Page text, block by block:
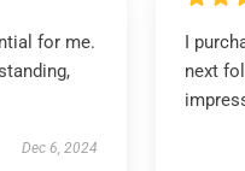
for me.
Dec 6, 2024
I
next